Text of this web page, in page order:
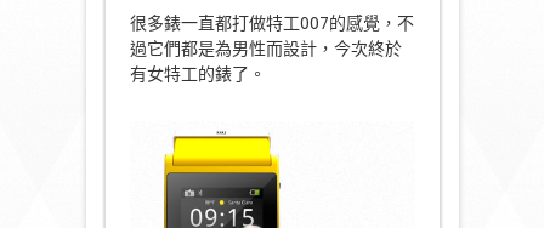
很多錶一直都打做特工007的感覺，不
過它們都是為男性而設計，今次終於
有女特工的錶了。